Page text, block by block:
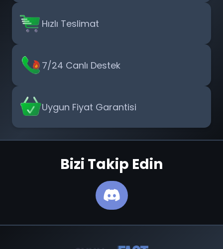
Hızlı Teslimat
7/24 Canlı Destek
Uygun Fiyat Garantisi
Bizi Takip Edin